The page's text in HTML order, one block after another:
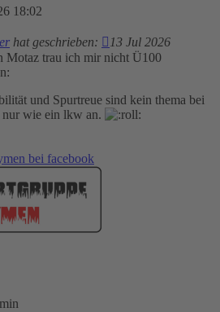
18:02
hat geschrieben:
13 Jul 2026
Motaz trau ich mir nicht Ü100
und Spurtreue sind kein thema bei
wie ein lkw an.
bei facebook